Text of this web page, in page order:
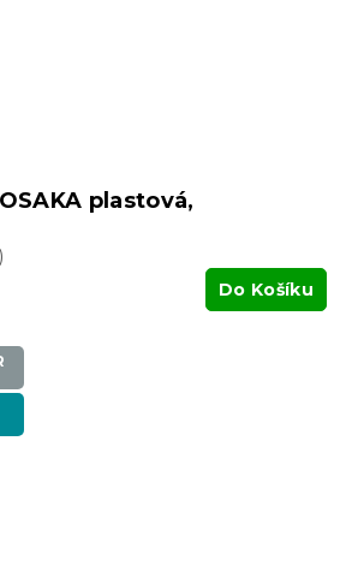
plastová,
Do Košíku